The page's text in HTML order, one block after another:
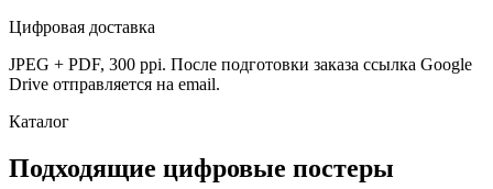
Цифровая доставка
JPEG + PDF, 300 ppi. После подготовки заказа ссылка Google
Drive отправляется на email.
Каталог
Подходящие цифровые постеры